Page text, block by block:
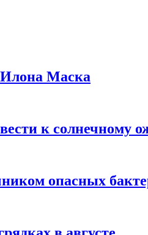
Илона Маска
к солнечному
опасных